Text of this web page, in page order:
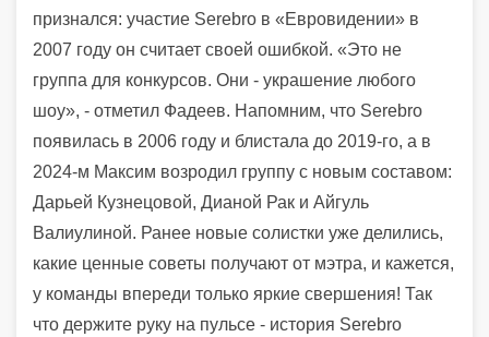
признался: участие Serebro в «Евровидении» в
2007 году он считает своей ошибкой. «Это не
группа для конкурсов. Они - украшение любого
шоу», - отметил Фадеев. Напомним, что Serebro
появилась в 2006 году и блистала до 2019-го, а в
2024-м Максим возродил группу с новым составом:
Дарьей Кузнецовой, Дианой Рак и Айгуль
Валиулиной. Ранее новые солистки уже делились,
какие ценные советы получают от мэтра, и кажется,
у команды впереди только яркие свершения! Так
что держите руку на пульсе - история Serebro